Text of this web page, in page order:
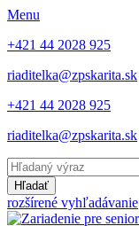
Menu
+421 44 2028 925
riaditelka@zpskarita.sk
+421 44 2028 925
riaditelka@zpskarita.sk
Hľadať
rozšírené vyhľadávanie